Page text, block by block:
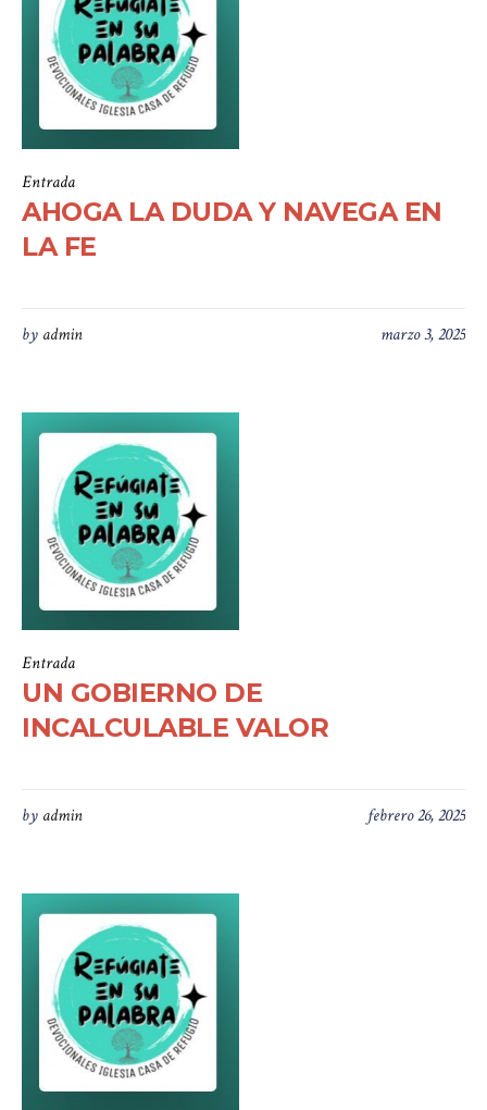
Entrada
AHOGA LA DUDA Y NAVEGA EN
LA FE
marzo 3, 2025
by admin
Entrada
UN GOBIERNO DE
INCALCULABLE VALOR
febrero 26, 2025
by admin